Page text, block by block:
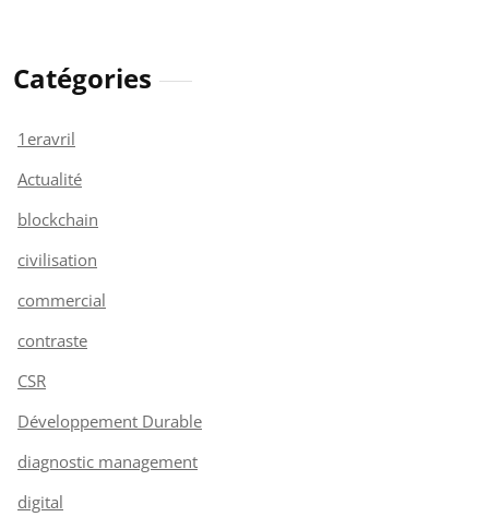
Catégories
1eravril
Actualité
blockchain
civilisation
commercial
contraste
CSR
Développement Durable
diagnostic management
digital